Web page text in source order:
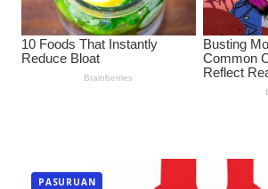
PASURUAN